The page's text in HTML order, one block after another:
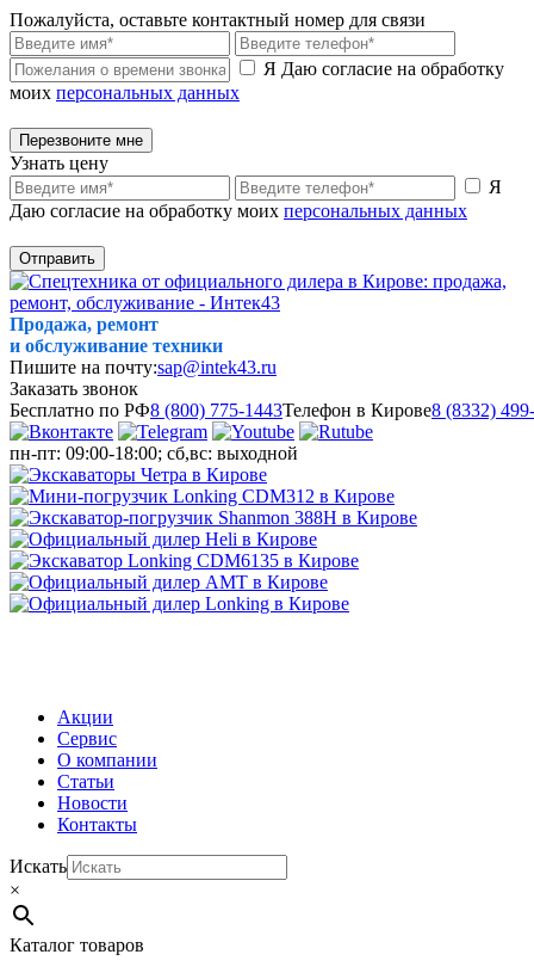
Пожалуйста, оставьте контактный номер для связи
Я Даю согласие на обработку
моих персональных данных
Перезвоните мне
Узнать цену
Я
Даю согласие на обработку моих персональных данных
Отправить
Продажа, ремонт
и обслуживание техники
Пишите на почту:sap@intek43.ru
Заказать звонок
Бесплатно по РФ8 (800) 775-1443Телефон в Кирове8 (8332)
пн-пт: 09:00-18:00; сб,вс: выходной
Акции
Сервис
О компании
Статьи
Новости
Контакты
Искать
×
Каталог товаров